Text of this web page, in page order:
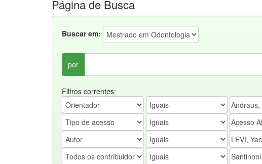
Página de Busca
Buscar em:
por
Filtros correntes: